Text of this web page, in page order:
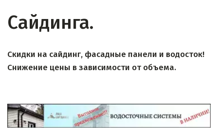
Сайдинга.
Скидки на сайдинг, фасадные панели и водосток!
Снижение цены в зависимости от объема.